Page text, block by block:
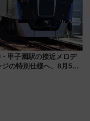
甲子園駅の接近メロデ
の特別仕様へ、8月5日